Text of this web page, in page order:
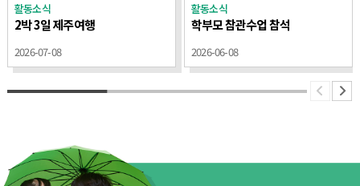
활동소식
2박 3일 제주여행
2026-07-08
활동소식
학부모 참관수업 참석
2026-06-08